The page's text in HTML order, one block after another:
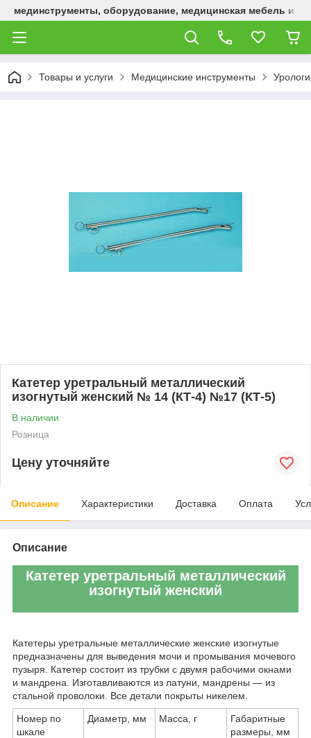
мединструменты, оборудование, медицинская мебель и
Товары и услуги Медицинские инструменты
Катетер уретральный металлический
изогнутый женский № 14 (КТ-4) №17 (КТ-5)
В наличии
Розница
Цену уточняйте
Описание Характеристики Доставка Оплата
Описание
Катетер уретральный металлический
изогнутый женский
Катетеры уретральные металлические женские изогнутые
предназначены для выведения мочи и промывания мочевого
пузыря. Катетер состоит из трубки с двумя рабочими окнами
и мандрена. Изготавливаются из латуни, мандрены ― из
стальной проволоки. Все детали покрыты никелем.
Номер по
шкале
Диаметр, мм Масса, г
Габаритные
размеры, мм